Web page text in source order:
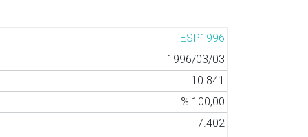
ESP1996
1996/03/03
10.841
% 100,00
7.402